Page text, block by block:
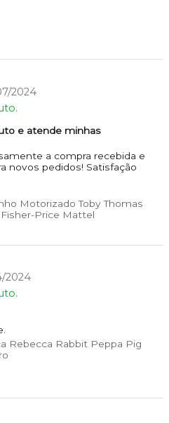
2024
e atende minhas
a compra recebida e
novos pedidos! Satisfação
Motorizado Toby Thomas
Price Mattel
2024
Rebecca Rabbit Peppa Pig